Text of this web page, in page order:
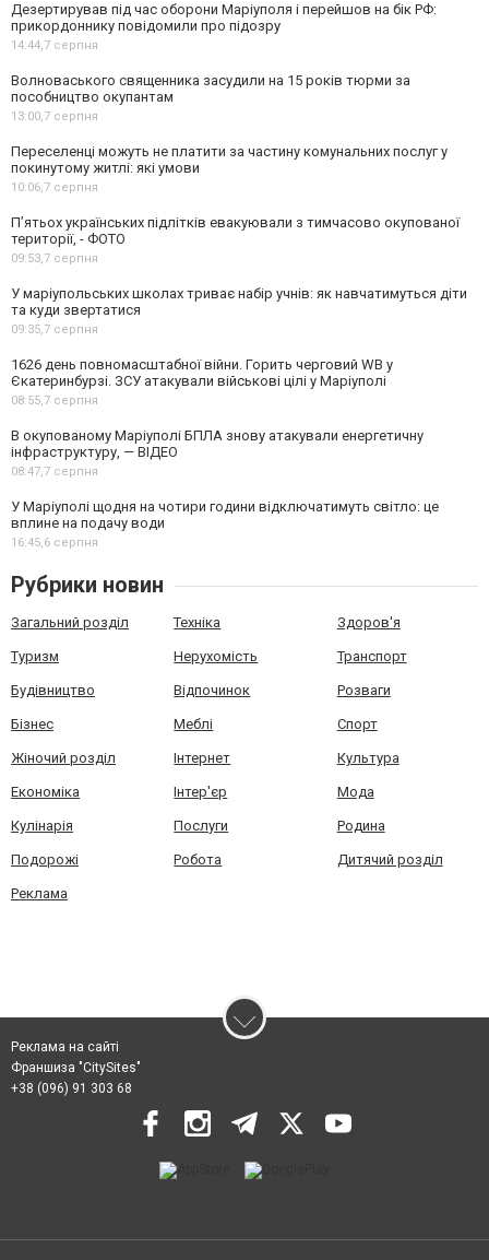
Дезертирував під час оборони Маріуполя і перейшов на бік РФ:
прикордоннику повідомили про підозру
14:44,7 серпня
Волноваського священника засудили на 15 років тюрми за
пособництво окупантам
13:00,7 серпня
Переселенці можуть не платити за частину комунальних послуг у
покинутому житлі: які умови
10:06,7 серпня
П’ятьох українських підлітків евакуювали з тимчасово окупованої
території, - ФОТО
09:53,7 серпня
У маріупольських школах триває набір учнів: як навчатимуться діти
та куди звертатися
09:35,7 серпня
1626 день повномасштабної війни. Горить черговий WB у
Єкатеринбурзі. ЗСУ атакували військові цілі у Маріуполі
08:55,7 серпня
В окупованому Маріуполі БПЛА знову атакували енергетичну
інфраструктуру, — ВІДЕО
08:47,7 серпня
У Маріуполі щодня на чотири години відключатимуть світло: це
вплине на подачу води
16:45,6 серпня
Рубрики новин
Загальний розділ Техніка Здоров'я
Туризм Нерухомість Транспорт
Будівництво Відпочинок Розваги
Бізнес Меблі Спорт
Жіночий розділ Інтернет Культура
Економіка Інтер'єр Мода
Кулінарія Послуги Родина
Подорожі Робота Дитячий розділ
Реклама
Реклама на сайті
Франшиза "CitySites"
+38 (096) 91 303 68